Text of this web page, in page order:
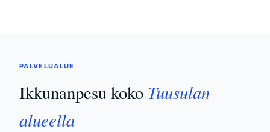
PALVELUALUE
Ikkunanpesu koko Tuusulan
alueella